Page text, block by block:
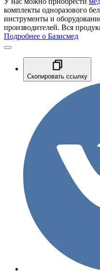
комплекты одноразового
инструменты и
производителей. Вся
Подробнее о Базисмед
Скопировать ссылку